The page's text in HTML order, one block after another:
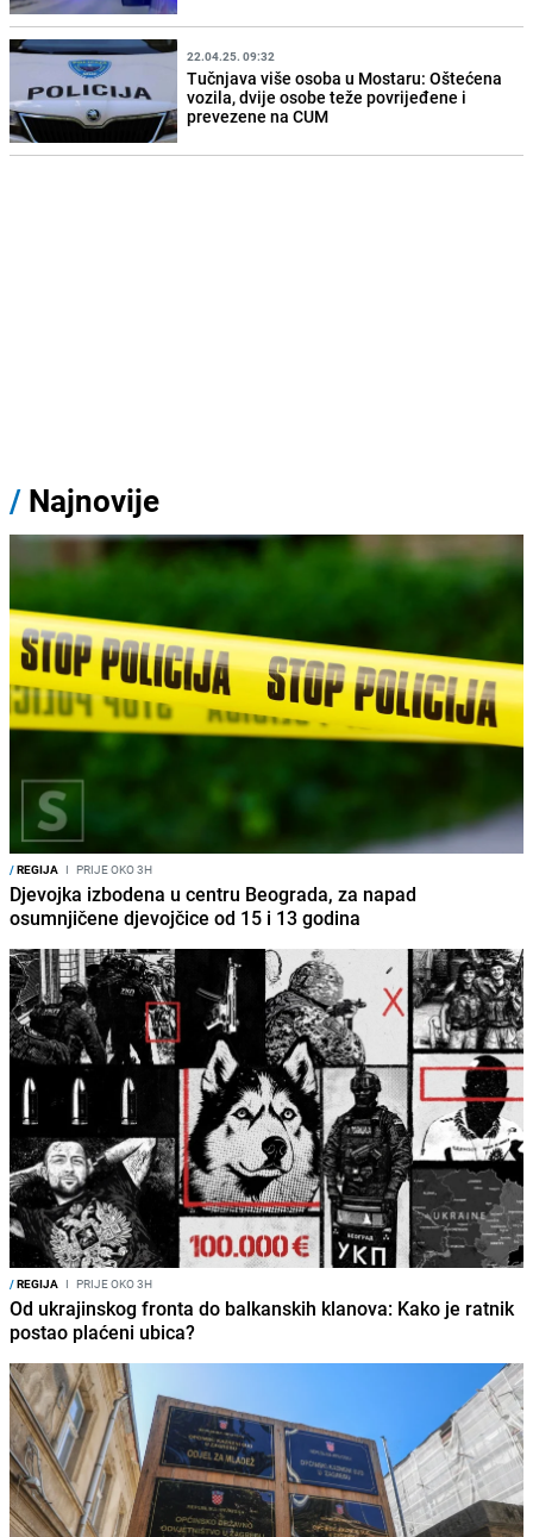
22.04.25. 09:32
Tučnjava više osoba u Mostaru: Oštećena
vozila, dvije osobe teže povrijeđene i
prevezene na CUM
/ Najnovije
/REGIJA I PRIJE OKO 3H
Djevojka izbodena u centru Beograda, za napad
osumnjičene djevojčice od 15 i 13 godina
/REGIJA I PRIJE OKO 3H
Od ukrajinskog fronta do balkanskih klanova: Kako je ratnik
postao plaćeni ubica?